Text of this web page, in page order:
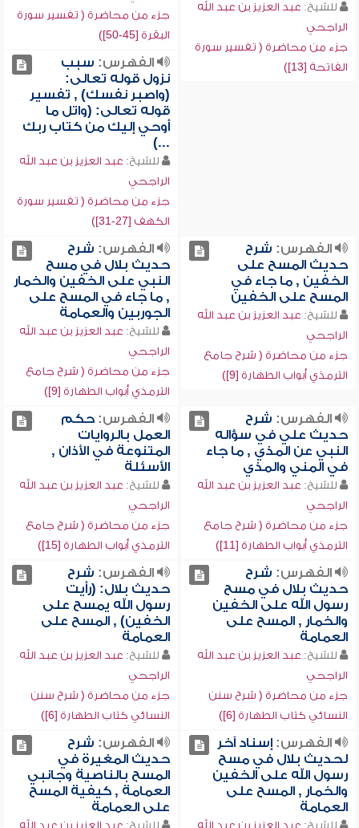
للشيخ: عبد العزيز بن عبد الله
الراجحي
جزء من محاضرة ( تفسير سورة
الفاتحة [13])
جزء من محاضرة ( تفسير سورة
البقرة [45-50])
الفهرس: سبب
نزول قوله تعالى:
(واصبر نفسك) , تفسير
قوله تعالى: (واتل ما
أوحي إليك من كتاب ربك
...)
للشيخ: عبد العزيز بن عبد الله
الراجحي
جزء من محاضرة ( تفسير سورة
الكهف [27-31])
الفهرس: شرح
حديث المسح على
الخفين , ما جاء في
المسح على الخفين
للشيخ: عبد العزيز بن عبد الله
الراجحي
جزء من محاضرة ( شرح جامع
الترمذي أبواب الطهارة [9])
الفهرس: شرح
حديث بلال في مسح
النبي على الخفين والخمار
, ما جاء في المسح على
الجوربين والعمامة
للشيخ: عبد العزيز بن عبد الله
الراجحي
جزء من محاضرة ( شرح جامع
الترمذي أبواب الطهارة [9])
الفهرس: شرح
حديث علي في سؤاله
النبي عن المذي , ما جاء
في المني والمذي
للشيخ: عبد العزيز بن عبد الله
الراجحي
جزء من محاضرة ( شرح جامع
الترمذي أبواب الطهارة [11])
الفهرس:حكم
العمل بالروايات
المتنوعة في الأذان ,
الأسئلة
للشيخ: عبد العزيز بن عبد الله
الراجحي
جزء من محاضرة ( شرح جامع
الترمذي أبواب الطهارة [15])
الفهرس: شرح
حديث بلال في مسح
رسول الله على الخفين
والخمار , المسح على
العمامة
للشيخ: عبد العزيز بن عبد الله
الراجحي
جزء من محاضرة ( شرح سنن
النسائي كتاب الطهارة [6])
الفهرس: شرح
حديث بلال: (رأيت
رسول الله يمسح على
الخفين) , المسح على
العمامة
للشيخ: عبد العزيز بن عبد الله
الراجحي
جزء من محاضرة ( شرح سنن
النسائي كتاب الطهارة [6])
الفهرس:إسناد آخر
لحديث بلال في مسح
رسول الله على الخفين
والخمار , المسح على
العمامة
للشيخ: عبد العزيز بن عبد الله
الفهرس: شرح
حديث المغيرة في
المسح بالناصية وجانبي
العمامة , كيفية المسح
على العمامة
للشيخ: عبد العزيز بن عبد الله